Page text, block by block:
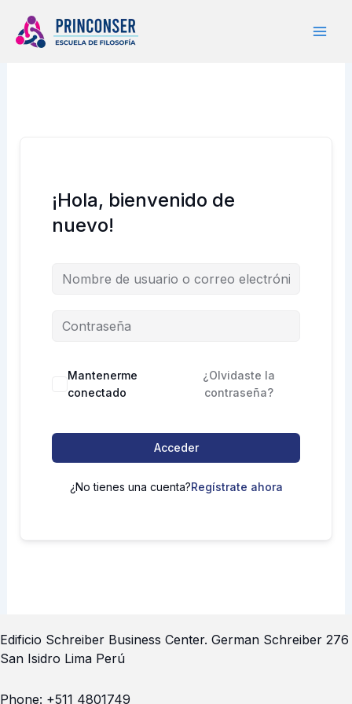
contenido
¡Hola, bienvenido de
nuevo!
Mantenerme
conectado
¿Olvidaste la
contraseña?
Acceder
¿No tienes una cuenta?Regístrate ahora
Edificio Schreiber Business Center. German Schreiber 276
San Isidro Lima Perú
Phone: +511 4801749